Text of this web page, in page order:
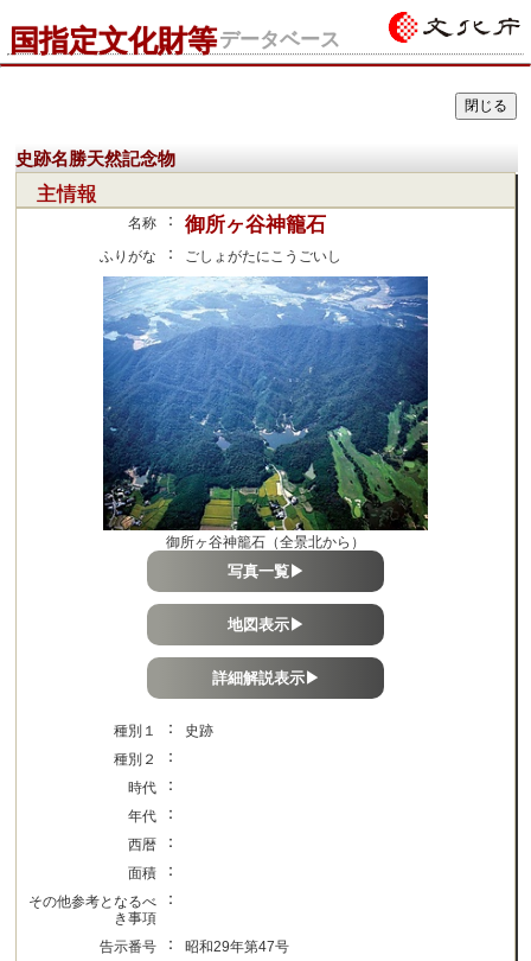
国指定文化財等データベース
史跡名勝天然記念物
主情報
名称 ： 御所ヶ谷神籠石
ふりがな ： ごしょがたにこうごいし
御所ヶ谷神籠石（全景北から）
写真一覧▶
地図表示▶
詳細解説表示▶
種別１ ：
史跡
種別２
：
時代 ：
年代 ：
西暦 ：
面積 ：
その他参考となるべ
き事項
：
告示番号 ：
昭和29年第47号